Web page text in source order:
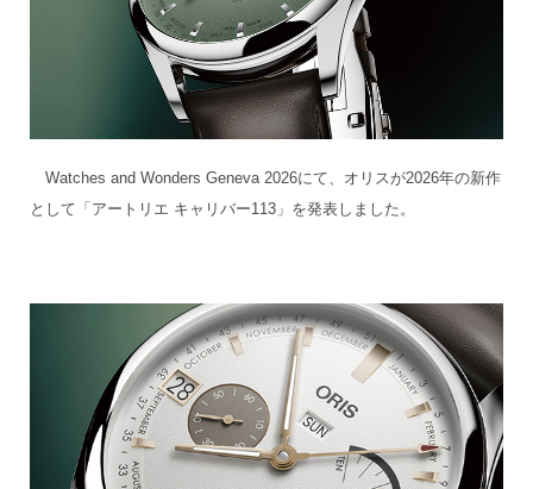
Watches and Wonders Geneva 2026にて、オリスが2026年の新作
として「アートリエ キャリバー113」を発表しました。